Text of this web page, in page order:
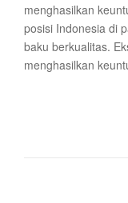
menghasilkan
posisi Indonesia di
baku berkualitas.
menghasilkan